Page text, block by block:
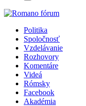
Politika
Spoločnosť
Vzdelávanie
Rozhovory
Komentáre
Videá
Rómsky
Facebook
Akadémia